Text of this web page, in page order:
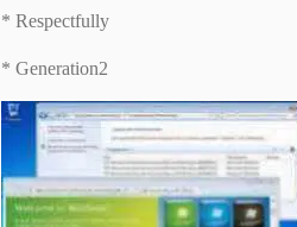
* Respectfully
* Generation2